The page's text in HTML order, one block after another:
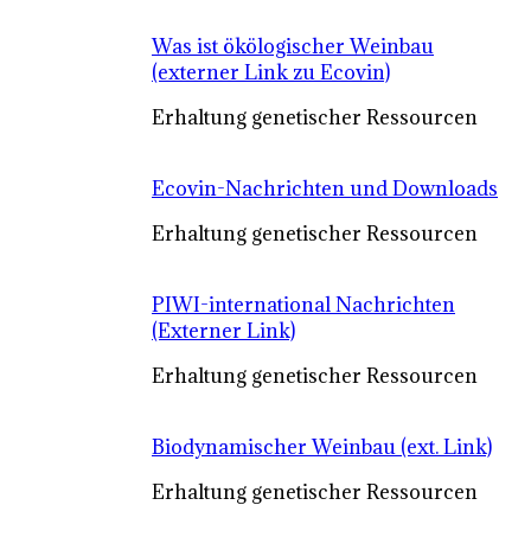
Was ist ökölogischer Weinbau
(externer Link zu Ecovin)
Erhaltung genetischer Ressourcen
Ecovin-Nachrichten und Downloads
Erhaltung genetischer Ressourcen
PIWI-international Nachrichten
(Externer Link)
Erhaltung genetischer Ressourcen
Biodynamischer Weinbau (ext. Link)
Erhaltung genetischer Ressourcen